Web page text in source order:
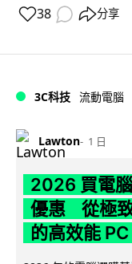
38 分享
3C科技 流動電腦
Lawton 1 日
2026 買電
優惠 從極
的高效能 PC